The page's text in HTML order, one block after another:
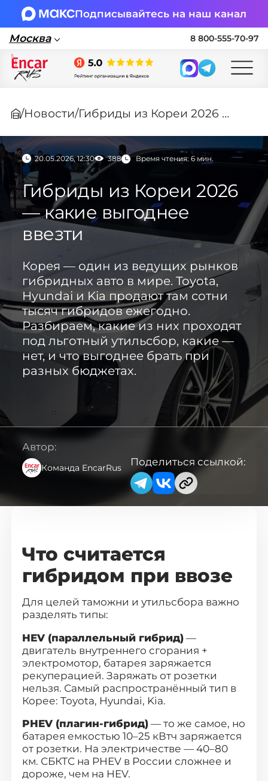
Подписывайтесь на наш канал
Москва
8 800-555-70-97
Поставка автомобилей в Россию по
параллельному импорту
🏎 Заявка на подбор авто
Заполните форму, подберем нужные
варианты авто и свяжемся с вами
Оставить заявку на подбор авто
Каталог авто с Encar
Авто с аукциона AutoHub
Мотоциклы из Кореи
✅ Авто в наличии в Москве
Новые авто из Казахстана
Авто из Китая ↗
Отзывы о нас
Как заказать авто
Ставки утильсбора
Кредит
Контакты
8 800-555-70-97
/Новости/ Гибриды из Кореи 2026 — какие выгоднее ввезти
20.05.2026, 12:30 388 Время чтения: 6 мин.
Гибриды из Кореи 2026
— какие выгоднее
ввезти
Корея — один из ведущих рынков
гибридных авто в мире. Toyota,
Hyundai и Kia продают там сотни
тысяч гибридов ежегодно.
Разбираем, какие из них проходят
под льготный утильсбор, какие —
нет, и что выгоднее брать при
разных бюджетах.
Поделиться ссылкой:
Автор:
Команда EncarRus
Что считается
гибридом при ввозе
Для целей таможни и утильсбора важно
разделять типы:
HEV (параллельный гибрид)—
двигатель внутреннего сгорания +
электромотор, батарея заряжается
рекуперацией. Заряжать от розетки
нельзя. Самый распространённый тип в
Корее: Toyota, Hyundai, Kia.
PHEV (плагин-гибрид)— то же самое, но
батарея емкостью 10–25 кВтч заряжается
от розетки. На электричестве — 40–80
км. СБКТС на PHEV в России сложнее и
дороже, чем на HEV.